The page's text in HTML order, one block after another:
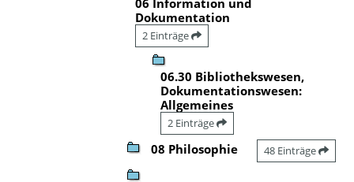
Dokumentation
2 Einträge
06.30 Bibliothekswesen,
Dokumentationswesen:
Allgemeines
2 Einträge
08 Philosophie 48 Einträge